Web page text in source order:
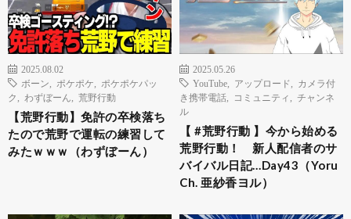
2025.08.02
ボーン
ポケポケ
ポケポケパッ
ク
わずぼーん 荒野行動
【荒野行動】免許の卒検落ち
たので荒野で運転の練習して
みたｗｗｗ（わずぼーん）
2025.05.26
YouTube
アップロード
カメラ付
き携帯電話
コミュニティ
チャンネ
ル
【 #荒野行動 】今から始める
荒野行動！ 新人配信者のサ
バイバル日記…Day43（Yoru
Ch. 亜紗香ヨル）